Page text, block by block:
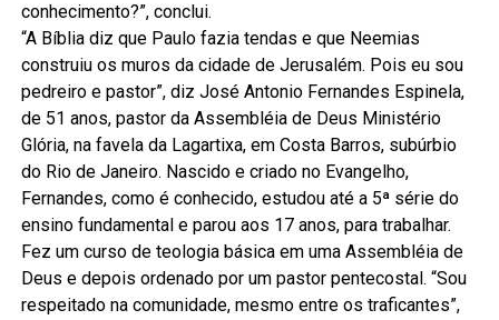
conhecimento?”, conclui.
“A Bíblia diz que Paulo fazia tendas e que Neemias
construiu os muros da cidade de Jerusalém. Pois eu sou
pedreiro e pastor”, diz José Antonio Fernandes Espinela,
de 51 anos, pastor da Assembléia de Deus Ministério
Glória, na favela da Lagartixa, em Costa Barros, subúrbio
do Rio de Janeiro. Nascido e criado no Evangelho,
Fernandes, como é conhecido, estudou até a 5ª série do
ensino fundamental e parou aos 17 anos, para trabalhar.
Fez um curso de teologia básica em uma Assembléia de
Deus e depois ordenado por um pastor pentecostal. “Sou
respeitado na comunidade, mesmo entre os traficantes”,